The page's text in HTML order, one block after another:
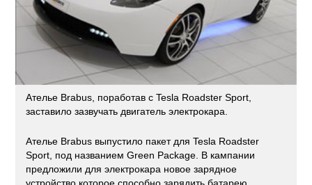
Ателье Brabus, поработав с Tesla Roadster Sport,
заставило зазвучать двигатель электрокара.
Ателье Brabus выпустило пакет для Tesla Roadster
Sport, под названием Green Package. В кампании
предложили для электрокара новое зарядное
устройство которое способно зарядить батарею